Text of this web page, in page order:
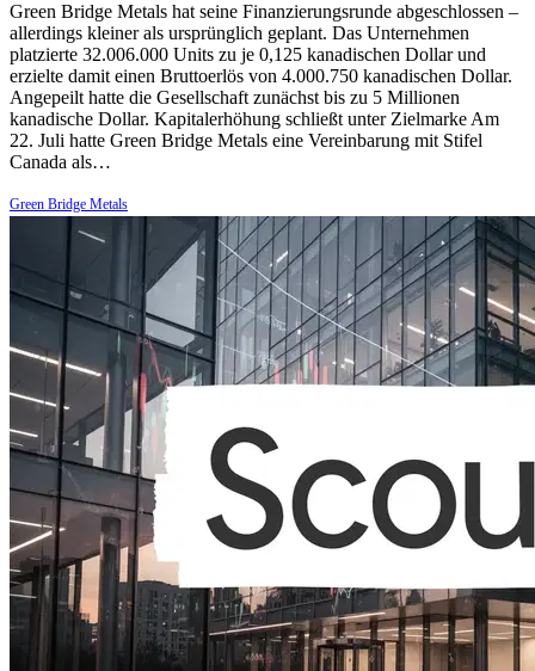
Green Bridge Metals hat seine Finanzierungsrunde abgeschlossen –
allerdings kleiner als ursprünglich geplant. Das Unternehmen
platzierte 32.006.000 Units zu je 0,125 kanadischen Dollar und
erzielte damit einen Bruttoerlös von 4.000.750 kanadischen Dollar.
Angepeilt hatte die Gesellschaft zunächst bis zu 5 Millionen
kanadische Dollar. Kapitalerhöhung schließt unter Zielmarke Am
22. Juli hatte Green Bridge Metals eine Vereinbarung mit Stifel
Canada als…
Green Bridge Metals